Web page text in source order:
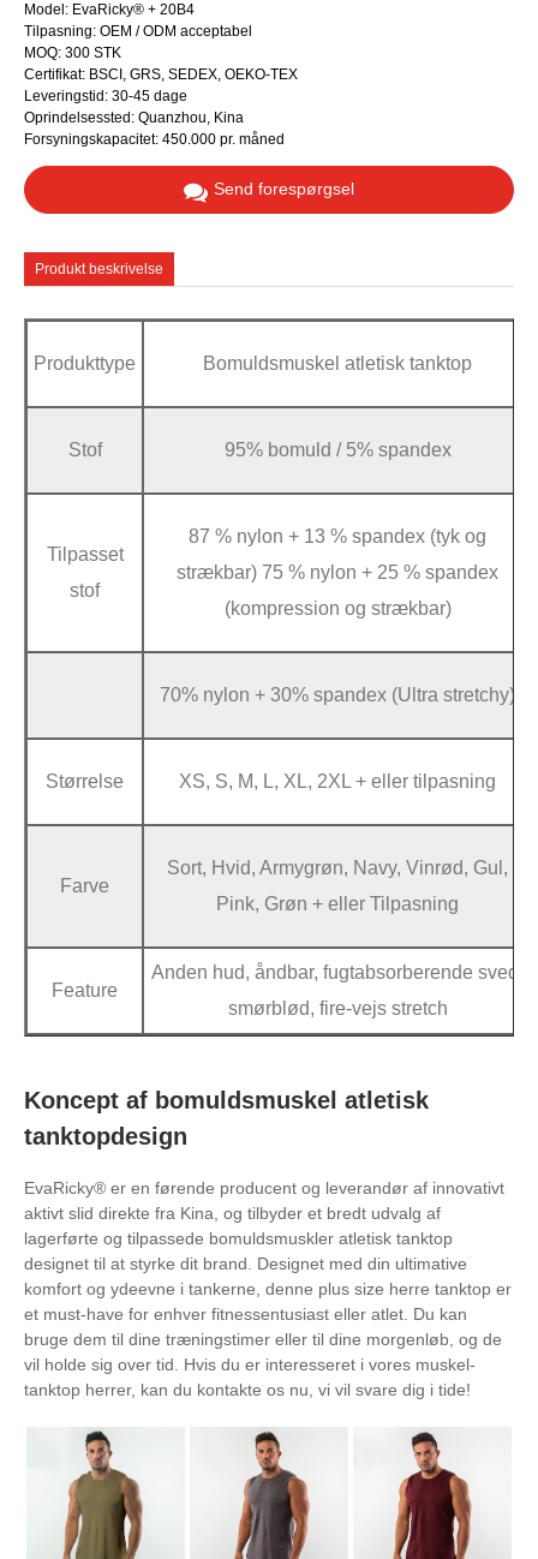
Model: EvaRicky® + 20B4
Tilpasning: OEM / ODM acceptabel
MOQ: 300 STK
Certifikat: BSCI, GRS, SEDEX, OEKO-TEX
Leveringstid: 30-45 dage
Oprindelsessted: Quanzhou, Kina
Forsyningskapacitet: 450.000 pr. måned
Send forespørgsel
Produkt beskrivelse
Produkttype Bomuldsmuskel atletisk tanktop
Stof 95% bomuld / 5% spandex
Tilpasset
stof
87 % nylon + 13 % spandex (tyk og
strækbar) 75 % nylon + 25 % spandex
(kompression og strækbar)
70% nylon + 30% spandex (Ultra stretchy)
Størrelse XS, S, M, L, XL, 2XL + eller tilpasning
Farve
Sort, Hvid, Armygrøn, Navy, Vinrød, Gul,
Pink, Grøn + eller Tilpasning
Feature
Anden hud, åndbar, fugtabsorberende sved,
smørblød, fire-vejs stretch
Koncept af bomuldsmuskel atletisk
tanktopdesign
EvaRicky® er en førende producent og leverandør af innovativt
aktivt slid direkte fra Kina, og tilbyder et bredt udvalg af
lagerførte og tilpassede bomuldsmuskler atletisk tanktop
designet til at styrke dit brand. Designet med din ultimative
komfort og ydeevne i tankerne, denne plus size herre tanktop er
et must-have for enhver fitnessentusiast eller atlet. Du kan
bruge dem til dine træningstimer eller til dine morgenløb, og de
vil holde sig over tid. Hvis du er interesseret i vores muskel-
tanktop herrer, kan du kontakte os nu, vi vil svare dig i tide!